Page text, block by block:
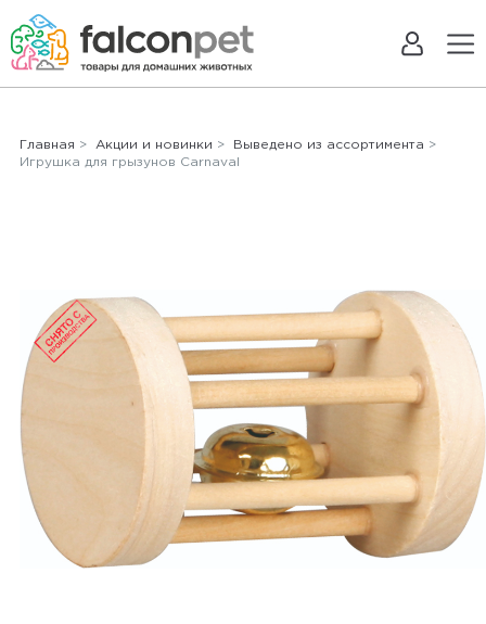
Главная > Акции и новинки > Выведено из ассортимента >
Игрушка для грызунов Carnaval